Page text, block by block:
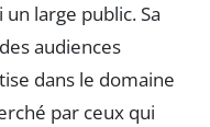
large public. Sa
audiences
dans le domaine
par ceux qui